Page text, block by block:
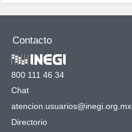
Contacto
800 111 46 34
Chat
atencion.usuarios@inegi.org.mx
Directorio